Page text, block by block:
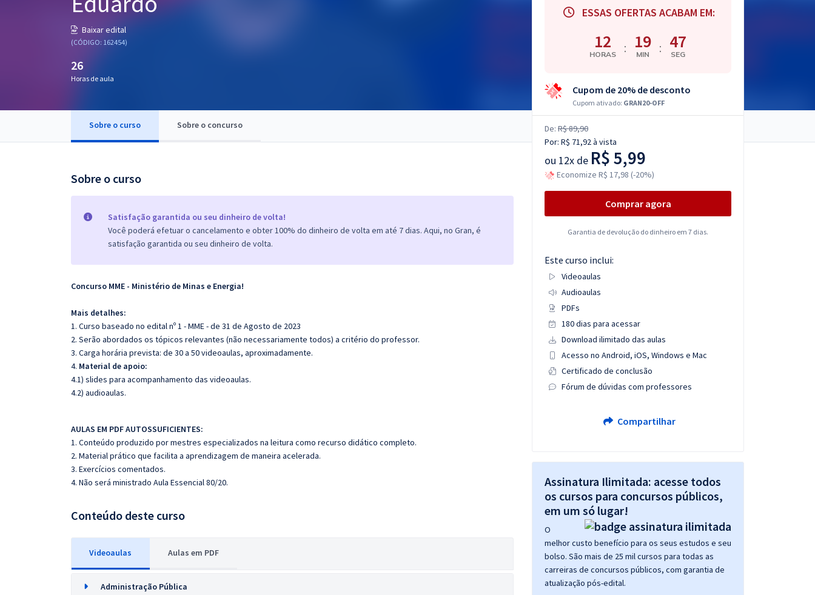
Baixar edital
(CÓDIGO: 162454)
26
Horas de aula
Sobre o curso Sobre o concurso
Sobre o curso
Satisfação garantida ou seu dinheiro de volta!
Você poderá efetuar o cancelamento e obter 100% do dinheiro de volta em até 7 dias. Aqui, no Gran, é
satisfação garantida ou seu dinheiro de volta.
Concurso MME - Ministério de Minas e Energia!
Mais detalhes:
1. Curso baseado no edital nº 1 - MME - de 31 de Agosto de 2023
2. Serão abordados os tópicos relevantes (não necessariamente todos) a critério do professor.
3. Carga horária prevista: de 30 a 50 videoaulas, aproximadamente.
4. Material de apoio:
4.1) slides para acompanhamento das videoaulas.
4.2) audioaulas.
AULAS EM PDF AUTOSSUFICIENTES:
1. Conteúdo produzido por mestres especializados na leitura como recurso didático completo.
2. Material prático que facilita a aprendizagem de maneira acelerada.
3. Exercícios comentados.
4. Não será ministrado Aula Essencial 80/20.
Conteúdo deste curso
Videoaulas Aulas em PDF
Administração Pública
ESSAS OFERTAS ACABAM EM:
12
HORAS : 19
MIN : 46
SEG
Cupom de 20% de desconto
Cupom ativado: GRAN20-OFF
De: R$ 89,90
Por: R$ 71,92à vista
ou 12x de R$ 5,99
Economize R$ 17,98 (-20%)
Comprar agora
Garantia de devolução do dinheiro em 7 dias.
Este curso inclui:
Videoaulas
Audioaulas
PDFs
180 dias para acessar
Download ilimitado das aulas
Acesso no Android, iOS, Windows e Mac
Certificado de conclusão
Fórum de dúvidas com professores
Compartilhar
Assinatura Ilimitada: acesse todos
os cursos para concursos públicos,
em um só lugar!
O
melhor custo benefício para os seus estudos e seu
bolso. São mais de 25 mil cursos para todas as
carreiras de concursos públicos, com garantia de
atualização pós-edital.